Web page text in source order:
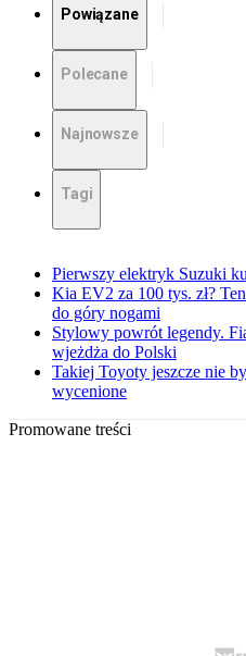
Powiązane
Polecane
Najnowsze
Tagi
Pierwszy elektryk Suzuki
Kia EV2 za 100 tys. zł?
do góry nogami
Stylowy powrót legendy.
wjeżdża do Polski
Takiej Toyoty jeszcze nie
wycenione
Promowane treści